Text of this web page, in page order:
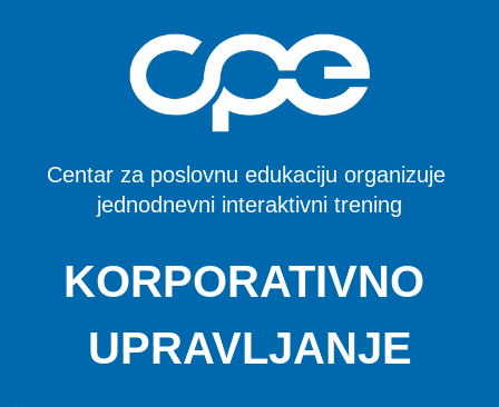
Centar za poslovnu edukaciju organizuje
jednodnevni interaktivni trening
KORPORATIVNO
UPRAVLJANJE